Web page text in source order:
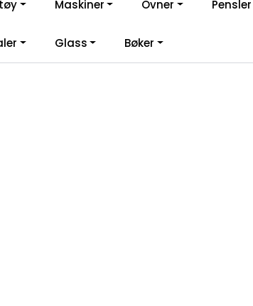
Besøk Min side for mer informasjon
Maskiner Ovner Pensler
Glass Bøker